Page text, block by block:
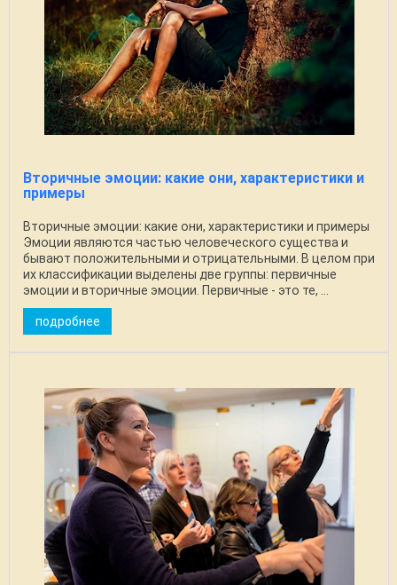
Вторичные эмоции: какие они, характеристики и
примеры
Вторичные эмоции: какие они, характеристики и примеры
Эмоции являются частью человеческого существа и
бывают положительными и отрицательными. В целом при
их классификации выделены две группы: первичные
эмоции и вторичные эмоции. Первичные - это те, ...
подробнее